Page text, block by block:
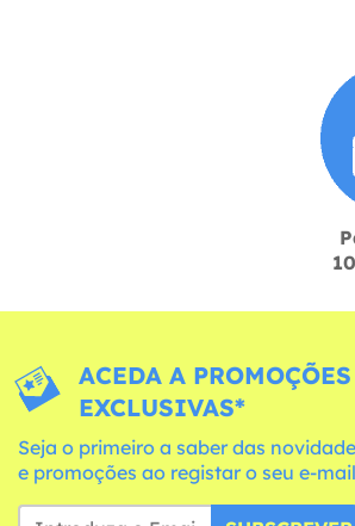
ACEDA A PROMOÇÕES
EXCLUSIVAS*
Seja o primeiro a saber das
e promoções ao registar o seu e-